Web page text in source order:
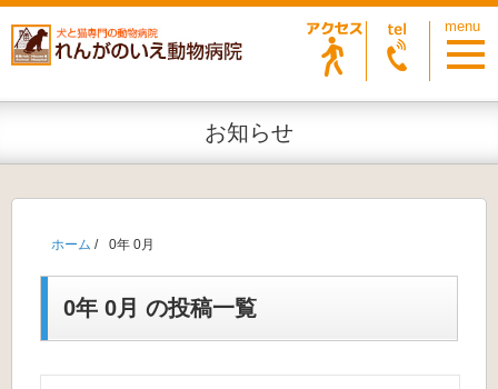
お知らせ
ホーム / 0年 0月
0年 0月 の投稿一覧